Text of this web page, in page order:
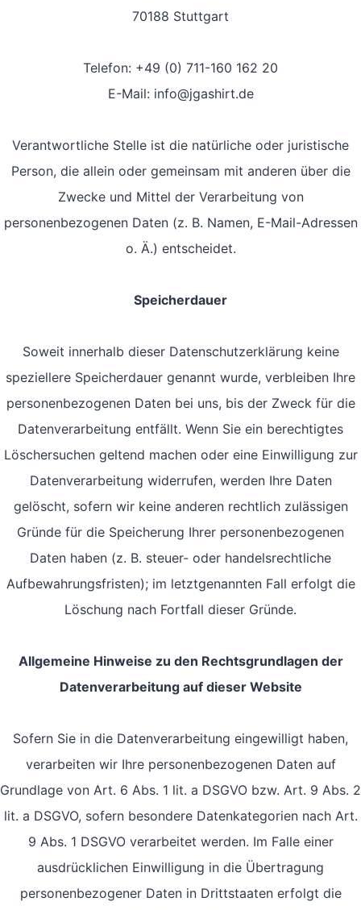
70188 Stuttgart
Telefon: +49 (0) 711-160 162 20
E-Mail: info@jgashirt.de
Verantwortliche Stelle ist die natürliche oder juristische
Person, die allein oder gemeinsam mit anderen über die
Zwecke und Mittel der Verarbeitung von
personenbezogenen Daten (z. B. Namen, E-Mail-Adressen
o. Ä.) entscheidet.
Speicherdauer
Soweit innerhalb dieser Datenschutzerklärung keine
speziellere Speicherdauer genannt wurde, verbleiben Ihre
personenbezogenen Daten bei uns, bis der Zweck für die
Datenverarbeitung entfällt. Wenn Sie ein berechtigtes
Löschersuchen geltend machen oder eine Einwilligung zur
Datenverarbeitung widerrufen, werden Ihre Daten
gelöscht, sofern wir keine anderen rechtlich zulässigen
Gründe für die Speicherung Ihrer personenbezogenen
Daten haben (z. B. steuer- oder handelsrechtliche
Aufbewahrungsfristen); im letztgenannten Fall erfolgt die
Löschung nach Fortfall dieser Gründe.
Allgemeine Hinweise zu den Rechtsgrundlagen der
Datenverarbeitung auf dieser Website
Sofern Sie in die Datenverarbeitung eingewilligt haben,
verarbeiten wir Ihre personenbezogenen Daten auf
Grundlage von Art. 6 Abs. 1 lit. a DSGVO bzw. Art. 9 Abs. 2
lit. a DSGVO, sofern besondere Datenkategorien nach Art.
9 Abs. 1 DSGVO verarbeitet werden. Im Falle einer
ausdrücklichen Einwilligung in die Übertragung
personenbezogener Daten in Drittstaaten erfolgt die